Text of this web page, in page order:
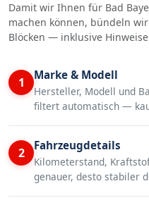
Damit wir Ihnen für Bad
machen können, bündeln
Blöcken — inklusive
1 Marke & Modell
Hersteller, Modell und
filtert automatisch —
2 Fahrzeugdetails
Kilometerstand,
genauer, desto stabiler